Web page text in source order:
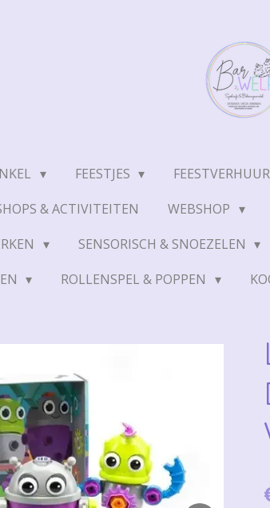
FEESTJES FEESTVERHUUR
& ACTIVITEITEN WEBSHOP
SENSORISCH & SNOEZELEN
ROLLENSPEL & POPPEN